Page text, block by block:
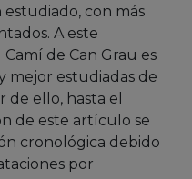
con más
A este
de Can Grau es
mejor estudiadas de
de ello, hasta el
de este artículo se
cronológica debido
por